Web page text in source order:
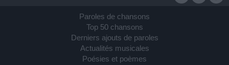
Paroles de chansons
Top 50 chansons
Derniers ajouts de paroles
Actualités musicales
Poésies et poèmes